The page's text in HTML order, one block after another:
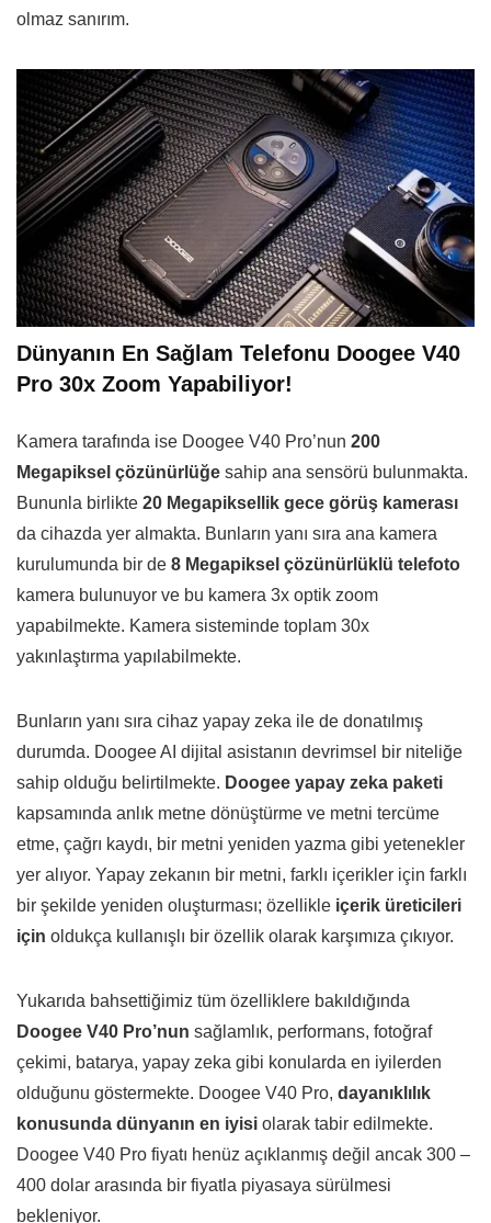
olmaz sanırım.
Dünyanın En Sağlam Telefonu Doogee V40
Pro 30x Zoom Yapabiliyor!
Kamera tarafında ise Doogee V40 Pro’nun 200
Megapiksel çözünürlüğe sahip ana sensörü bulunmakta.
Bununla birlikte 20 Megapiksellik gece görüş kamerası
da cihazda yer almakta. Bunların yanı sıra ana kamera
kurulumunda bir de 8 Megapiksel çözünürlüklü telefoto
kamera bulunuyor ve bu kamera 3x optik zoom
yapabilmekte. Kamera sisteminde toplam 30x
yakınlaştırma yapılabilmekte.
Bunların yanı sıra cihaz yapay zeka ile de donatılmış
durumda. Doogee AI dijital asistanın devrimsel bir niteliğe
sahip olduğu belirtilmekte. Doogee yapay zeka paketi
kapsamında anlık metne dönüştürme ve metni tercüme
etme, çağrı kaydı, bir metni yeniden yazma gibi yetenekler
yer alıyor. Yapay zekanın bir metni, farklı içerikler için farklı
bir şekilde yeniden oluşturması; özellikle içerik üreticileri
için oldukça kullanışlı bir özellik olarak karşımıza çıkıyor.
Yukarıda bahsettiğimiz tüm özelliklere bakıldığında
Doogee V40 Pro’nun sağlamlık, performans, fotoğraf
çekimi, batarya, yapay zeka gibi konularda en iyilerden
olduğunu göstermekte. Doogee V40 Pro, dayanıklılık
konusunda dünyanın en iyisi olarak tabir edilmekte.
Doogee V40 Pro fiyatı henüz açıklanmış değil ancak 300 –
400 dolar arasında bir fiyatla piyasaya sürülmesi
bekleniyor.